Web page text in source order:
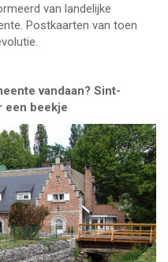
van landelijke
Postkaarten van toen
vandaan? Sint-
een beekje